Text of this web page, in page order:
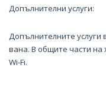
Допълнителни услуги:
Допълнителните
вана. В общите части на
Wi-Fi.